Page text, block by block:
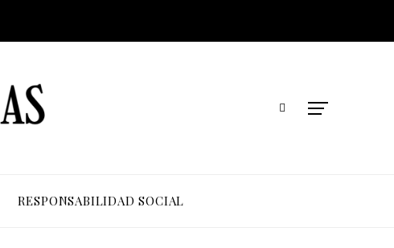
RESPONSABILIDAD SOCIAL